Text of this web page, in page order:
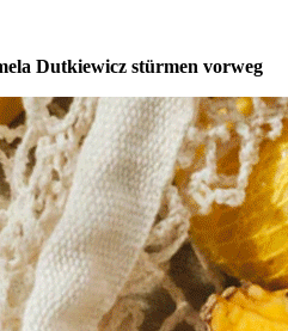
Dutkiewicz stürmen vorweg